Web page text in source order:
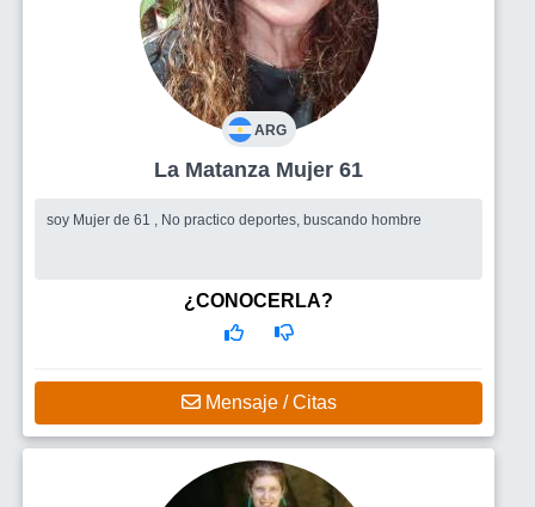
ARG
La Matanza Mujer 61
soy Mujer de 61 , No practico deportes, buscando hombre
¿CONOCERLA?
Mensaje / Citas